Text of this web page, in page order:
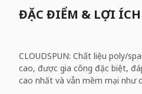
ĐẶC ĐIỂM & LỢI ÍCH
CLOUDSPUN: Chất liệu poly/
cao, được gia công đặc biệt,
cao nhất và vẫn mềm mại như